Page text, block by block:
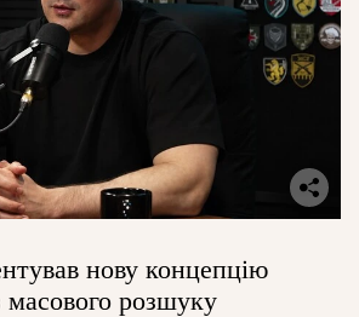
нову концепцію
масового розшуку